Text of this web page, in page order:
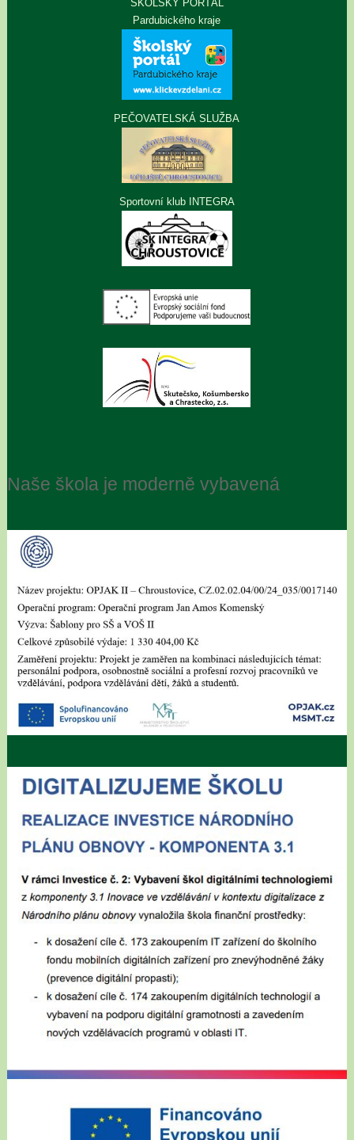
ŠKOLSKÝ PORTÁL
Pardubického kraje
PEČOVATELSKÁ SLUŽBA
Sportovní klub INTEGRA
Naše škola je moderně vybavená